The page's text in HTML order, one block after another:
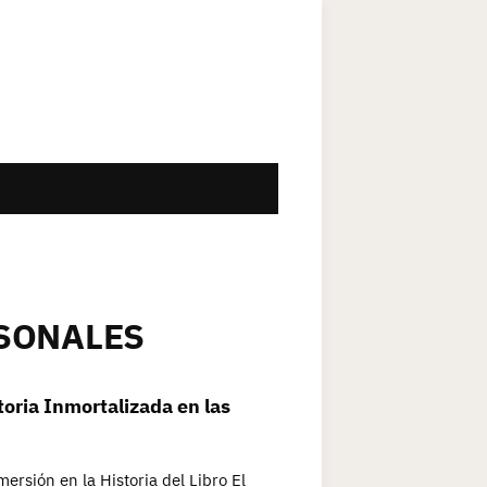
Inmortalizada en las
en la Historia del Libro El